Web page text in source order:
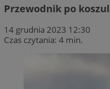
Przewodnik po
14 grudnia 2023 12:30
Czas czytania: 4 min.